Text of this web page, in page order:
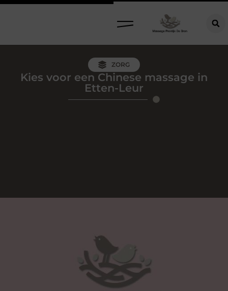
ZORG
Kies voor een Chinese massage in
Etten-Leur